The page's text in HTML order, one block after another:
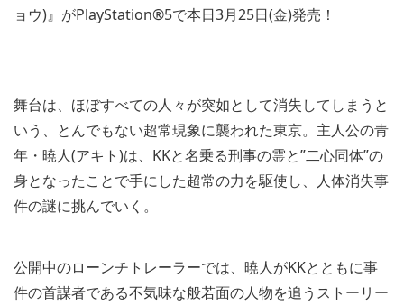
ョウ)』がPlayStation®5で本日3月25日(金)発売！
舞台は、ほぼすべての人々が突如として消失してしまうと
いう、とんでもない超常現象に襲われた東京。主人公の青
年・暁人(アキト)は、KKと名乗る刑事の霊と”二心同体”の
身となったことで手にした超常の力を駆使し、人体消失事
件の謎に挑んでいく。
公開中のローンチトレーラーでは、暁人がKKとともに事
件の首謀者である不気味な般若面の人物を追うストーリー